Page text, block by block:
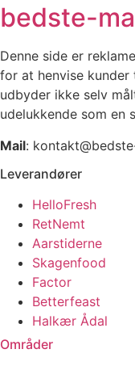
bedste-
Denne side er
for at henvise kunder
udbyder ikke selv
udelukkende som en
Mail:
Leverandører
HelloFresh
RetNemt
Aarstiderne
Skagenfood
Factor
Betterfeast
Halkær Ådal
Områder